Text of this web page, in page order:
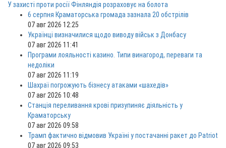
У захисті проти росії Фінляндія розраховує на болота
6 серпня Краматорська громада зазнала 20 обстрілів
07 авг 2026 12:25
Українці визначилися щодо виводу військ з Донбасу
07 авг 2026 11:41
Програми лояльності казино. Типи винагород, переваги та
недоліки
07 авг 2026 11:19
Шахраї погрожують бізнесу атаками «шахедів»
07 авг 2026 10:48
Станція переливання крові призупиняє діяльність у
Краматорську
07 авг 2026 09:58
Трамп фактично відмовив Україні у постачанні ракет до Patriot
07 авг 2026 09:53